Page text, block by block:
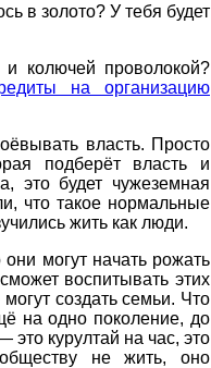
в золото? У тебя будет
колючей проволокой?
на организацию
власть. Просто
подберёт власть и
это будет чужеземная
что такое нормальные
жить как люди.
могут начать рожать
воспитывать этих
создать семьи. Что
на одно поколение, до
курултай на час, это
не жить, оно